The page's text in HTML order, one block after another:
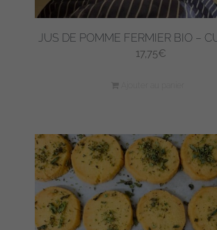
JUS DE POMME FERMIER BIO –
17,75€